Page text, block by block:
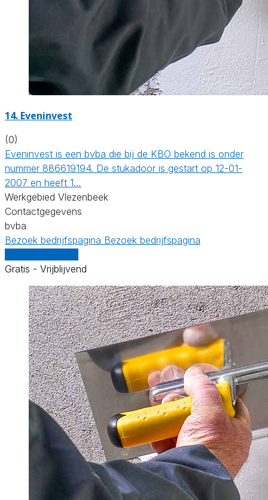
14. Eveninvest
(0)
Eveninvest is een bvba die bij de KBO bekend is onder
nummer 886619194. De stukadoor is gestart op 12-01-
2007 en heeft 1…
Werkgebied Vlezenbeek
Contactgegevens
bvba
Bezoek bedrijfspagina Bezoek bedrijfspagina
Gratis - Vrijblijvend